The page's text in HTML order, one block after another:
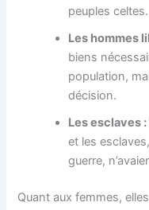
peuples celtes.
Les hommes
biens
population,
décision.
Les esclaves :
et les
guerre,
Quant aux femmes,